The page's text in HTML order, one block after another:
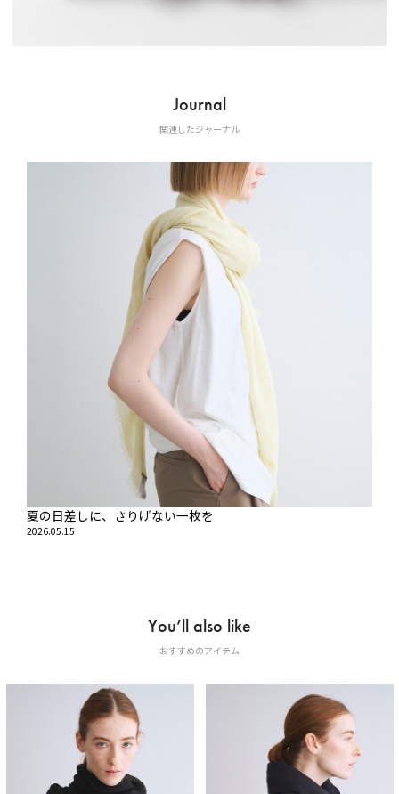
Journal
関連したジャーナル
夏の日差しに、さりげない一枚を
2026.05.15
You’ll also like
おすすめのアイテム